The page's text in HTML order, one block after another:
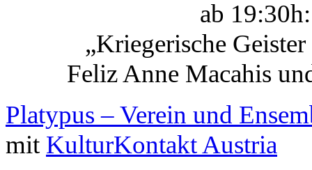
ab
„Kriegerische
Feliz Anne Macahis
Platypus – Verein und
mit KulturKontakt Austria